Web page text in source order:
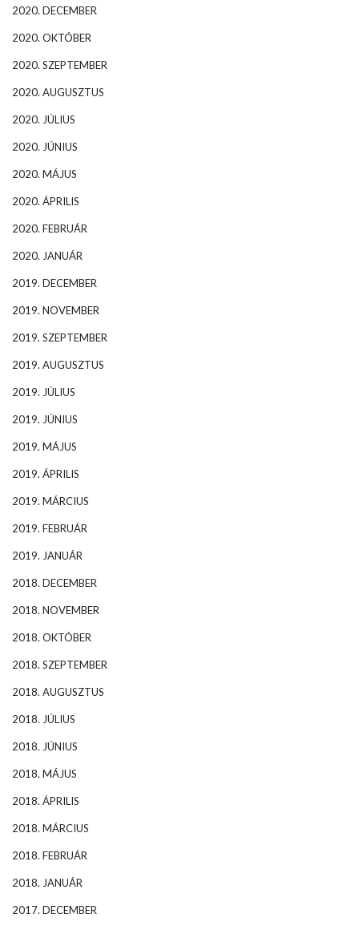
2020. DECEMBER
2020. OKTÓBER
2020. SZEPTEMBER
2020. AUGUSZTUS
2020. JÚLIUS
2020. JÚNIUS
2020. MÁJUS
2020. ÁPRILIS
2020. FEBRUÁR
2020. JANUÁR
2019. DECEMBER
2019. NOVEMBER
2019. SZEPTEMBER
2019. AUGUSZTUS
2019. JÚLIUS
2019. JÚNIUS
2019. MÁJUS
2019. ÁPRILIS
2019. MÁRCIUS
2019. FEBRUÁR
2019. JANUÁR
2018. DECEMBER
2018. NOVEMBER
2018. OKTÓBER
2018. SZEPTEMBER
2018. AUGUSZTUS
2018. JÚLIUS
2018. JÚNIUS
2018. MÁJUS
2018. ÁPRILIS
2018. MÁRCIUS
2018. FEBRUÁR
2018. JANUÁR
2017. DECEMBER